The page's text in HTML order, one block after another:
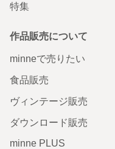
特集
作品販売について
minneで売りたい
食品販売
ヴィンテージ販売
ダウンロード販売
minne PLUS